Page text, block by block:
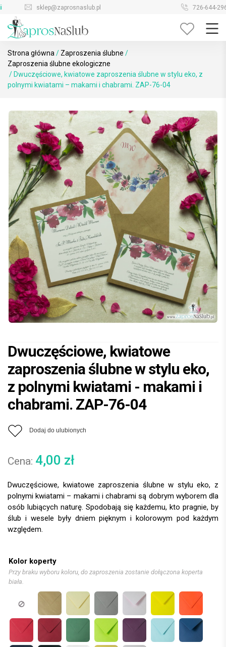
Skip
content
sklep@zaprosnaslub.pl 726-644-296
Strona główna / Zaproszenia ślubne /
Zaproszenia ślubne ekologiczne
/ Dwuczęściowe, kwiatowe zaproszenia ślubne w stylu eko, z
polnymi kwiatami – makami i chabrami. ZAP-76-04
Dwuczęściowe, kwiatowe
zaproszenia ślubne w stylu eko,
z polnymi kwiatami - makami i
chabrami. ZAP-76-04
Dodaj do ulubionych
4,00 zł
Dwuczęściowe, kwiatowe zaproszenia ślubne w stylu eko, z
polnymi kwiatami – makami i chabrami są dobrym wyborem dla
osób lubiących naturę. Spodobają się każdemu, kto pragnie, by
ślub i wesele były dniem pięknym i kolorowym pod każdym
względem.
Kolor koperty
Przy braku wyboru koloru, do zaproszenia zostanie dołączona koperta
biała.